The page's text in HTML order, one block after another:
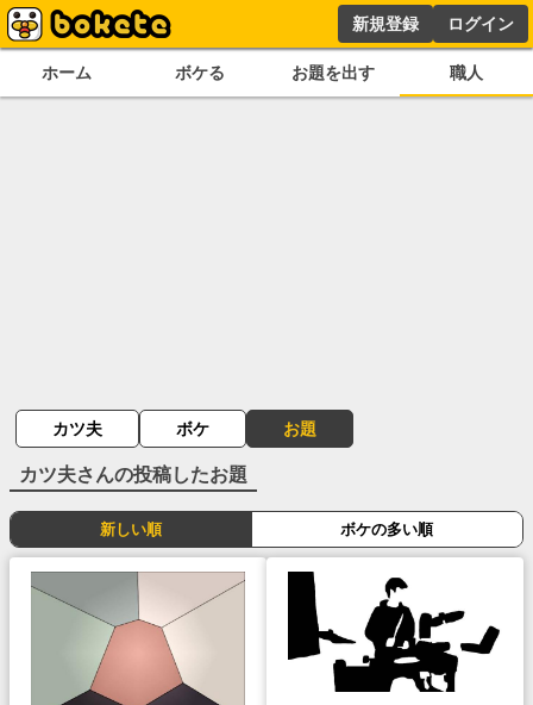
新規登録 ログイン
ホーム ボケる お題を出す 職人
カツ夫 ボケ お題
カツ夫さんの投稿したお題
新しい順 ボケの多い順